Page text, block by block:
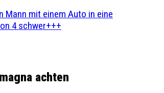
Mann mit einem Auto in eine
4 schwer+++
achten